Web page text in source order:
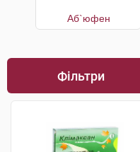
Аб`юфен
Фільтри